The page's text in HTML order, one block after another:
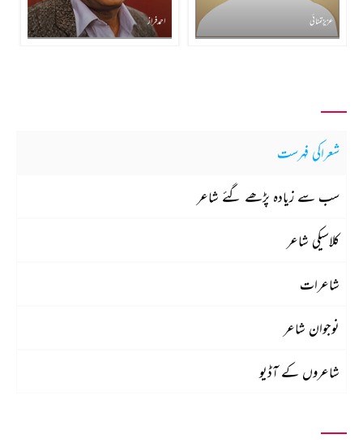
عزیز تمنائی احمد فراز
شعراکی فہرست
سب سے زیادہ پڑھے گئے شاعر
کلاسیکی شاعر
شاعرات
نوجوان شاعر
شاعروں کے آڈیو